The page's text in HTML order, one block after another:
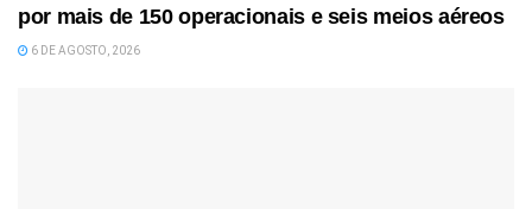
por mais de 150 operacionais e seis meios aéreos
6 DE AGOSTO, 2026